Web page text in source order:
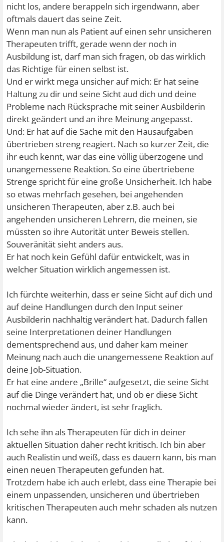
nicht los, andere berappeln sich irgendwann, aber
oftmals dauert das seine Zeit.
Wenn man nun als Patient auf einen sehr unsicheren
Therapeuten trifft, gerade wenn der noch in
Ausbildung ist, darf man sich fragen, ob das wirklich
das Richtige für einen selbst ist.
Und er wirkt mega unsicher auf mich: Er hat seine
Haltung zu dir und seine Sicht aud dich und deine
Probleme nach Rücksprache mit seiner Ausbilderin
direkt geändert und an ihre Meinung angepasst.
Und: Er hat auf die Sache mit den Hausaufgaben
übertrieben streng reagiert. Nach so kurzer Zeit, die
ihr euch kennt, war das eine völlig überzogene und
unangemessene Reaktion. So eine übertriebene
Strenge spricht für eine große Unsicherheit. Ich habe
so etwas mehrfach gesehen, bei angehenden
unsicheren Therapeuten, aber z.B. auch bei
angehenden unsicheren Lehrern, die meinen, sie
müssten so ihre Autorität unter Beweis stellen.
Souveränität sieht anders aus.
Er hat noch kein Gefühl dafür entwickelt, was in
welcher Situation wirklich angemessen ist.
Ich fürchte weiterhin, dass er seine Sicht auf dich und
auf deine Handlungen durch den Input seiner
Ausbilderin nachhaltig verändert hat. Dadurch fallen
seine Interpretationen deiner Handlungen
dementsprechend aus, und daher kam meiner
Meinung nach auch die unangemessene Reaktion auf
deine Job-Situation.
Er hat eine andere „Brille“ aufgesetzt, die seine Sicht
auf die Dinge verändert hat, und ob er diese Sicht
nochmal wieder ändert, ist sehr fraglich.
Ich sehe ihn als Therapeuten für dich in deiner
aktuellen Situation daher recht kritisch. Ich bin aber
auch Realistin und weiß, dass es dauern kann, bis man
einen neuen Therapeuten gefunden hat.
Trotzdem habe ich auch erlebt, dass eine Therapie bei
einem unpassenden, unsicheren und übertrieben
kritischen Therapeuten auch mehr schaden als nutzen
kann.